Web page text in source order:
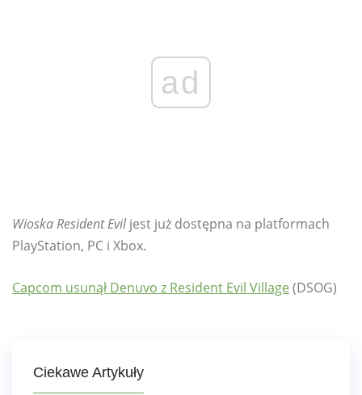
ad
Wioska Resident Eviljest już dostępna na platformach
PlayStation, PC i Xbox.
Capcom usunął Denuvo z Resident Evil Village (DSOG)
Ciekawe Artykuły